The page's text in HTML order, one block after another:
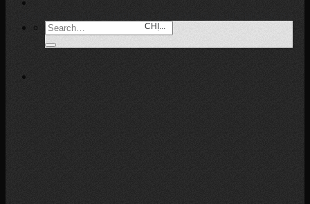
CHỊ...